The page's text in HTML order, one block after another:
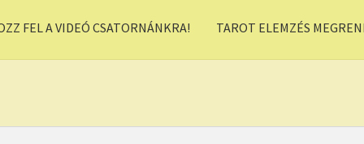
FEL A VIDEÓ CSATORNÁNKRA! TAROT ELEMZÉS